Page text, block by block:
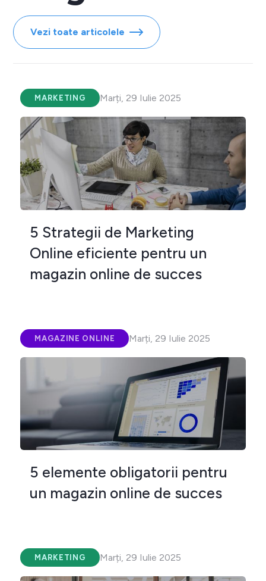
Vezi toate articolele
MARKETING Marți, 29 Iulie 2025
5 Strategii de Marketing
Online eficiente pentru un
magazin online de succes
MAGAZINE ONLINE Marți, 29 Iulie 2025
5 elemente obligatorii pentru
un magazin online de succes
MARKETING Marți, 29 Iulie 2025